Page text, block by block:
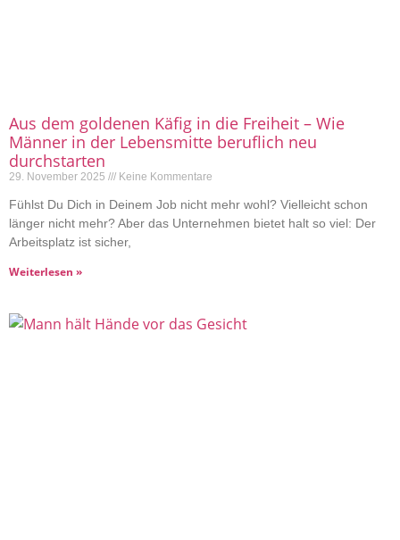
Aus dem goldenen Käfig in die Freiheit – Wie
Männer in der Lebensmitte beruflich neu
durchstarten
29. November 2025 Keine Kommentare
Fühlst Du Dich in Deinem Job nicht mehr wohl? Vielleicht schon
länger nicht mehr? Aber das Unternehmen bietet halt so viel: Der
Arbeitsplatz ist sicher,
Weiterlesen »